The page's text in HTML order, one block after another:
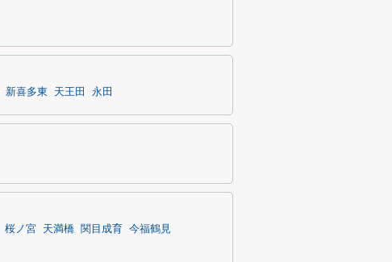
新喜多東 天王田 永田
桜ノ宮 天満橋 関目成育
今福鶴見